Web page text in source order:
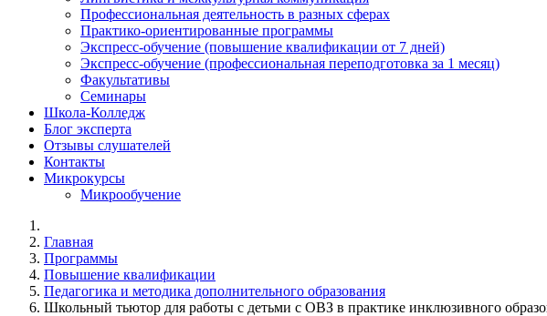
Профессиональная деятельность в разных сферах
Практико-ориентированные программы
Экспресс-обучение (повышение квалификации от 7 дней)
Экспресс-обучение (профессиональная переподготовка за 1 месяц)
Факультативы
Семинары
Школа-Колледж
Блог эксперта
Отзывы слушателей
Контакты
Микрокурсы
Микрообучение
Главная
Программы
Повышение квалификации
Педагогика и методика дополнительного образования
Школьный тьютор для работы с детьми с ОВЗ в практике инклюзивного